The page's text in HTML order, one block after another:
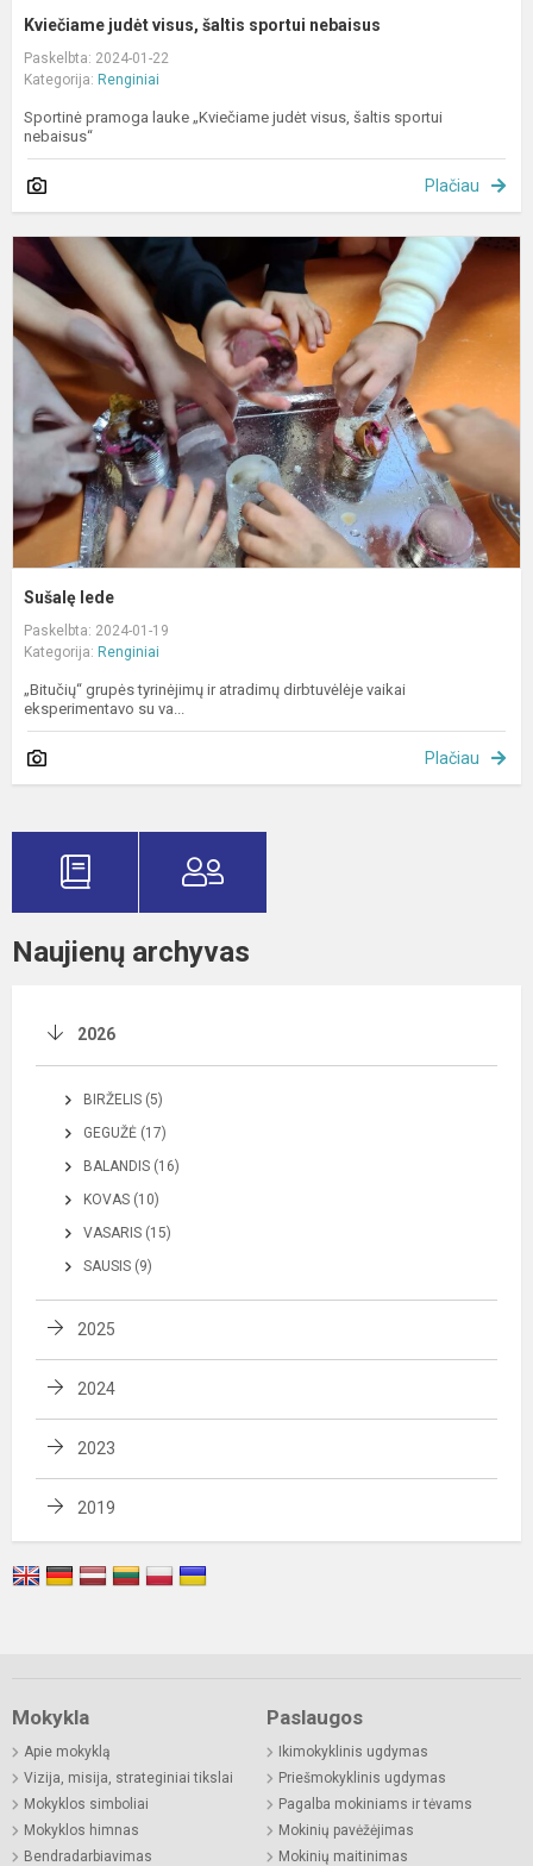
Kviečiame judėt visus, šaltis sportui nebaisus
Paskelbta: 2024-01-22
Kategorija: Renginiai
Sportinė pramoga lauke „Kviečiame judėt visus, šaltis sportui
nebaisus“
Plačiau
Sušalę lede
Paskelbta: 2024-01-19
Kategorija: Renginiai
„Bitučių“ grupės tyrinėjimų ir atradimų dirbtuvėlėje vaikai
eksperimentavo su va...
Plačiau
Naujienų archyvas
2026
BIRŽELIS (5)
GEGUŽĖ (17)
BALANDIS (16)
KOVAS (10)
VASARIS (15)
SAUSIS (9)
2025
2024
2023
2019
Mokykla
Apie mokyklą
Vizija, misija, strateginiai tikslai
Mokyklos simboliai
Mokyklos himnas
Bendradarbiavimas
Paslaugos
Ikimokyklinis ugdymas
Priešmokyklinis ugdymas
Pagalba mokiniams ir tėvams
Mokinių pavėžėjimas
Mokinių maitinimas